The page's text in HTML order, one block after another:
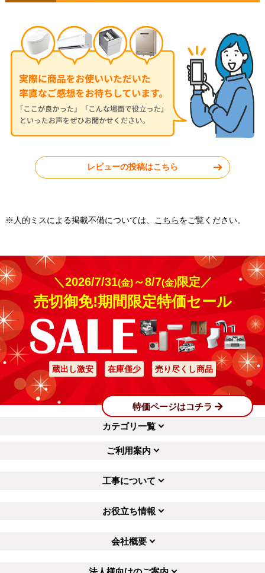
コロナ ルームエアコン RC-
V2826R-W
神奈川県秦野市
三菱 ルームエアコン MSZ-
JXV2526-W
東京都小平市
工事実績をもっと見る
レビューの投稿はこちら
※人的ミスによる掲載不備については、 こちらをご覧ください。
＼2026/7/31(金)～8/7(金)限定／
売切御免!期間限定特価セール
蔵出し激安 在庫僅少 売り尽くし商品
特価ページはコチラ
カテゴリ一覧
ご利用案内
工事について
お役立ち情報
会社概要